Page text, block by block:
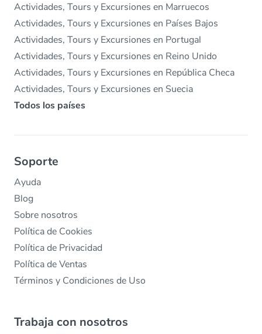
Actividades, Tours y Excursiones en Marruecos
Actividades, Tours y Excursiones en Países Bajos
Actividades, Tours y Excursiones en Portugal
Actividades, Tours y Excursiones en Reino Unido
Actividades, Tours y Excursiones en República Checa
Actividades, Tours y Excursiones en Suecia
Todos los países
Soporte
Ayuda
Blog
Sobre nosotros
Política de Cookies
Política de Privacidad
Política de Ventas
Términos y Condiciones de Uso
Trabaja con nosotros